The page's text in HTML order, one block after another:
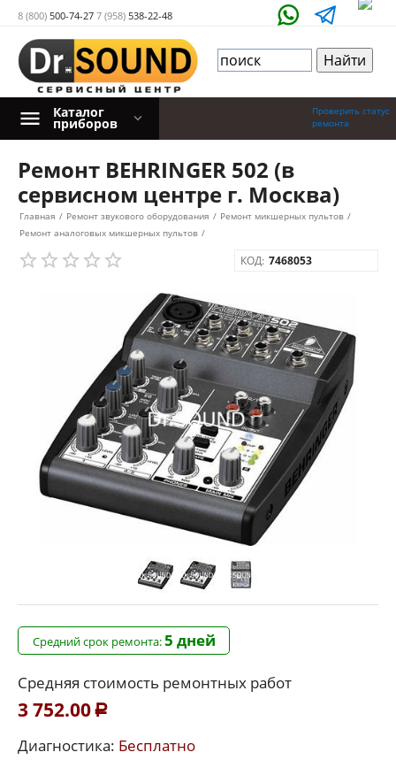
8 (800) 500-74-27 7 (958) 538-22-48
Проверить статус
ремонта
Каталог
приборов
Ремонт BEHRINGER 502 (в
сервисном центре г. Москва)
Главная / Ремонт звукового оборудования / Ремонт микшерных пультов /
Ремонт аналоговых микшерных пультов /
КОД: 7468053
Средний срок ремонта:5 дней
Средняя стоимость ремонтных работ
3 752.00 Р
Диагностика: Бесплатно